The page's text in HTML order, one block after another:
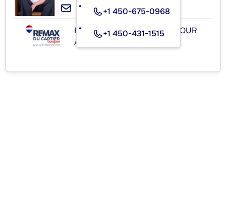
+1 450-675-0968
+1 450-431-1515
RE/MAX DU CARTIER BONJOUR
Agence immobilière